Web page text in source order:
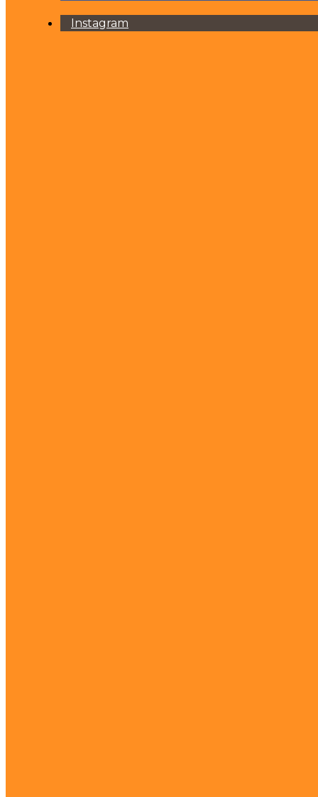
Instagram